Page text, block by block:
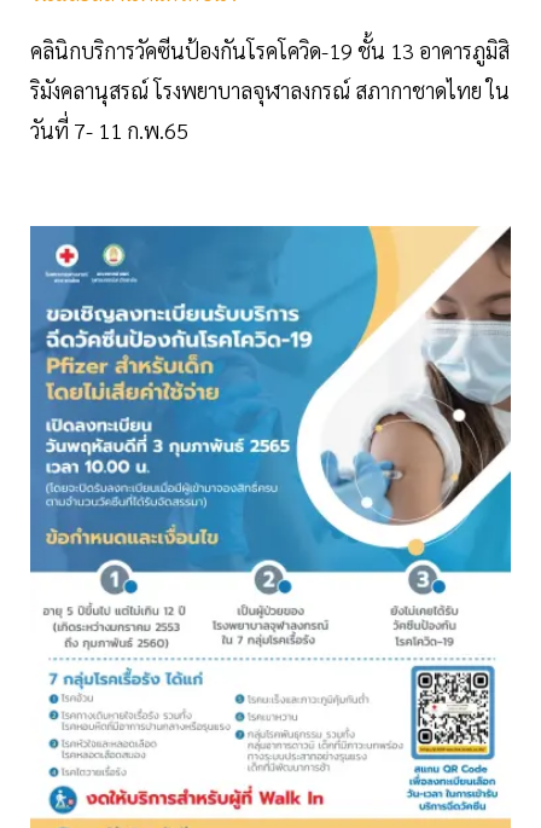
คลินิกบริการวัคซีนป้องกันโรคโควิด-19 ชั้น 13 อาคารภูมิสิ
ริมังคลานุสรณ์ โรงพยาบาลจุฬาลงกรณ์ สภากาชาดไทย ใน
วันที่ 7- 11 ก.พ.65